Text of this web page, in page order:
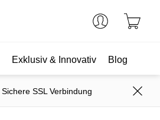
Exklusiv & Innovativ Blog
Sichere SSL Verbindung